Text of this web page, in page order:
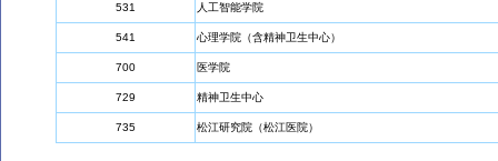
531 人工智能学院
541 心理学院（含精神卫生中心）
700 医学院
729 精神卫生中心
735 松江研究院（松江医院）